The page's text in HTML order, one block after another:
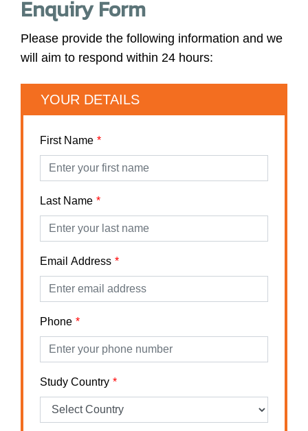
Enquiry Form
Please provide the following information and we
will aim to respond within 24 hours:
YOUR DETAILS
First Name
Last Name
Email Address
Phone
Study Country